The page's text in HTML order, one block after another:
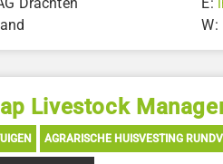
W:
Livestock
AGRARISCHE HUISVESTING